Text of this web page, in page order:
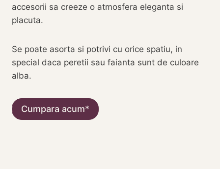
accesorii sa creeze o atmosfera eleganta si
placuta.
Se poate asorta si potrivi cu orice spatiu, in
special daca peretii sau faianta sunt de culoare
alba.
Cumpara acum